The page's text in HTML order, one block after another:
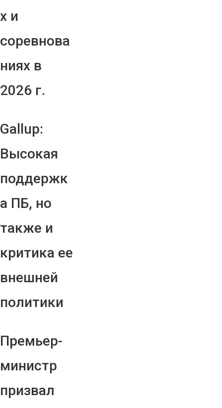
х и
соревнова
ниях в
2026 г.
Gallup:
Высокая
поддержк
а ПБ, но
также и
критика ее
внешней
политики
Премьер-
министр
призвал